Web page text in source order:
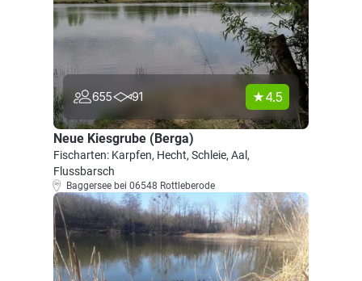
655 91 4.5
Neue Kiesgrube (Berga)
Fischarten: Karpfen, Hecht, Schleie, Aal,
Flussbarsch
Baggersee bei 06548 Rottleberode